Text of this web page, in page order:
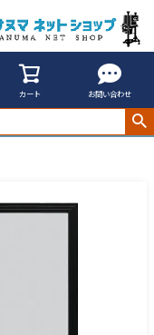
カート お問い合わせ